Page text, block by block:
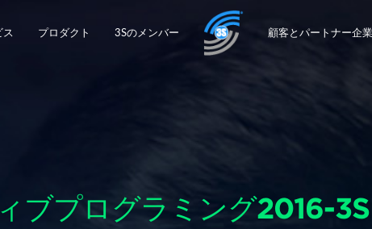
プロダクト 3Sのメンバー 顧客とパートナー企業
ブプログラミング2016-